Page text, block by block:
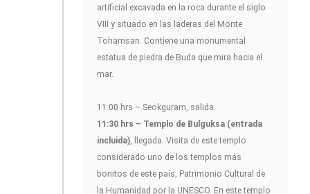
artificial excavada en la roca durante el siglo
VIII y situado en las laderas del Monte
Tohamsan. Contiene una monumental
estatua de piedra de Buda que mira hacia el
mar.
11:00 hrs – Seokguram, salida.
11:30 hrs – Templo de Bulguksa (entrada
incluida), llegada. Visita de este templo
considerado uno de los templos más
bonitos de este país, Patrimonio Cultural de
la Humanidad por la UNESCO. En este templo